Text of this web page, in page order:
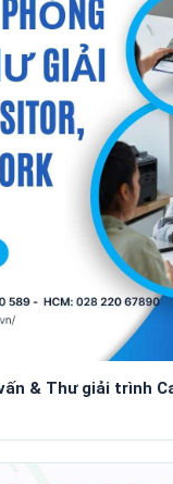
& Thư giải trình